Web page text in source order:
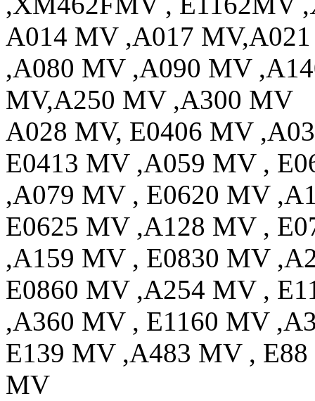
A014 MV ,A017
,A080 MV ,A090 MV
MV,A250 MV ,A300 MV
A028 MV, E0406 MV
E0413 MV ,A059 MV ,
,A079 MV , E0620 MV
E0625 MV ,A128 MV ,
,A159 MV , E0830 MV
E0860 MV ,A254 MV ,
,A360 MV , E1160 MV
E139 MV ,A483 MV ,
MV